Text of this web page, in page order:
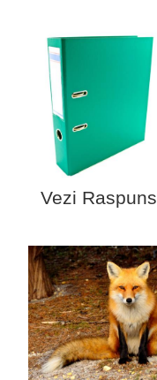
Vezi Raspuns